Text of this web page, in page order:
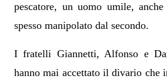
pescatore, un uomo umile,
spesso manipolato dal secondo.
I fratelli Giannetti, Alfonso e
hanno mai accettato il divario che